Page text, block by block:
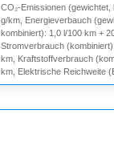
CO₂-Emissionen (gewichtet,
g/km, Energieverbauch
kombiniert): 1,0 l/100 km +
Stromverbrauch
km, Kraftstoffverbrauch
km, Elektrische Reichweite